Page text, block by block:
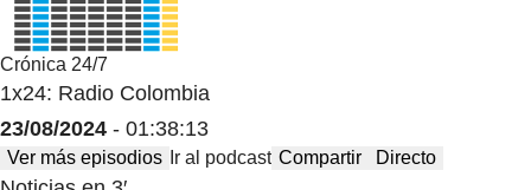
Crónica 24/7
1x24: Radio Colombia
23/08/2024 - 01:38:13
Ver más episodios Ir al podcast Compartir Directo